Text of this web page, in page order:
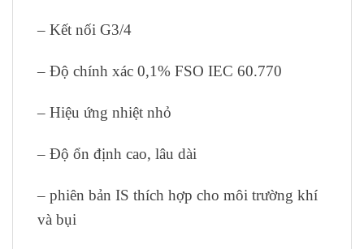
– Kết nối G3/4
– Độ chính xác 0,1% FSO IEC 60.770
– Hiệu ứng nhiệt nhỏ
– Độ ổn định cao, lâu dài
– phiên bản IS thích hợp cho môi trường khí
và bụi